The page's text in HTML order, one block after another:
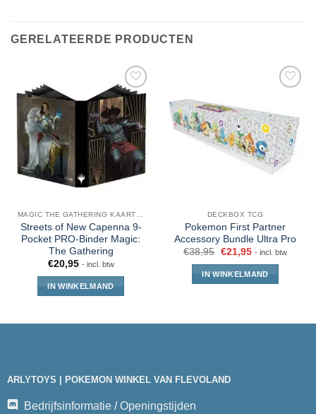
GERELATEERDE PRODUCTEN
Streets of New Capenna 9-
Pocket PRO-Binder Magic:
The Gathering
€20,95 - incl. btw
IN WINKELMAND
DECKBOX TCG
Pokemon First Partner
Accessory Bundle Ultra Pro
€38,95 €21,95 - incl. btw
IN WINKELMAND
ARLYTOYS | POKEMON WINKEL VAN FLEVOLAND
Bedrijfsinformatie / Openingstijden